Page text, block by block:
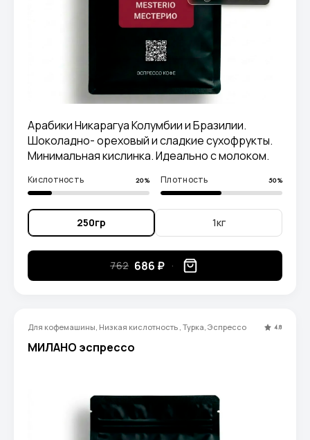
Арабики Никарагуа Колумбии и Бразилии.
Шоколадно- ореховый и сладкие сухофрукты.
Минимальная кислинка. Идеально с молоком.
Кислотность 20% Плотность 50%
250гр 1кг
762 686 ₽
Для кофемашины, Низкая кислотность , Турка, Эспрессо 4.8
МИЛАНО эспрессо